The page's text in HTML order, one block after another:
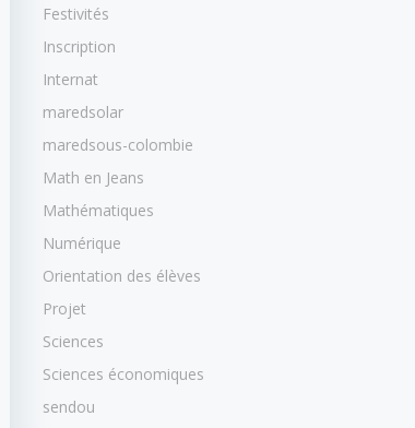
Festivités
Inscription
Internat
maredsolar
maredsous-colombie
Math en Jeans
Mathématiques
Numérique
Orientation des élèves
Projet
Sciences
Sciences économiques
sendou